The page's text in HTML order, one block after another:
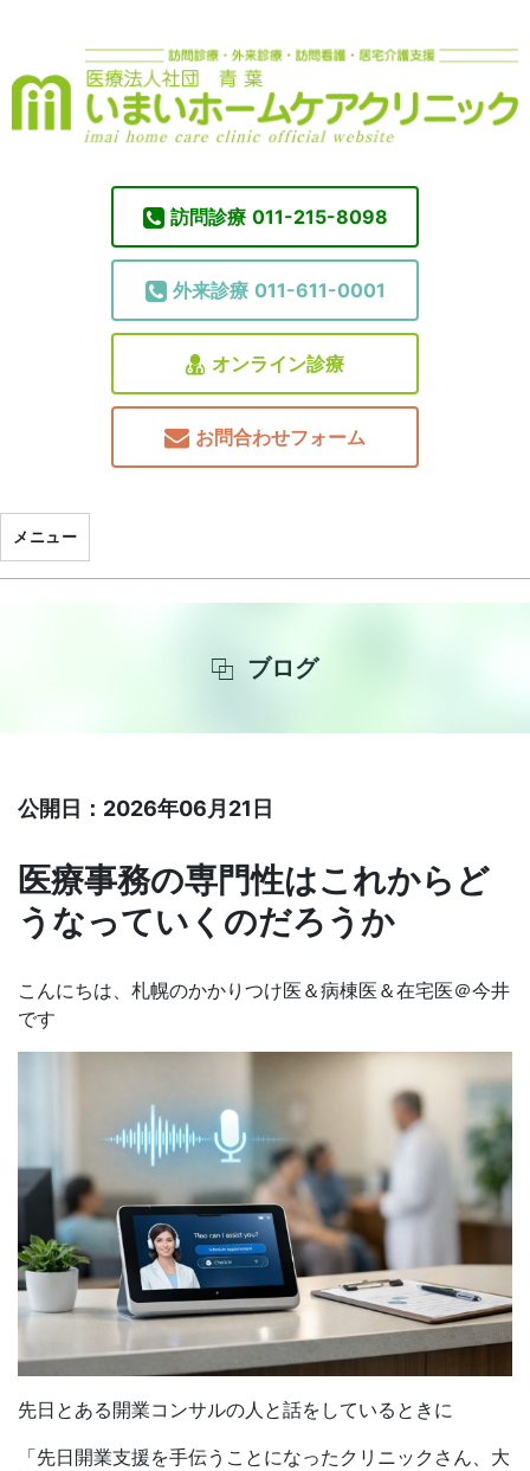
訪問診療 011-215-8098
外来診療 011-611-0001
オンライン診療
お問合わせフォーム
メニュー
ブログ
公開日：2026年06月21日
医療事務の専門性はこれからど
うなっていくのだろうか
こんにちは、札幌のかかりつけ医＆病棟医＆在宅医＠今井
です
先日とある開業コンサルの人と話をしているときに
「先日開業支援を手伝うことになったクリニックさん、大